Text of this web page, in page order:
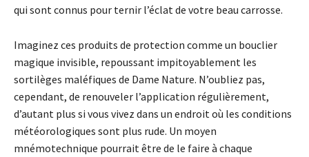
qui sont connus pour ternir l’éclat de votre beau carrosse.
Imaginez ces produits de protection comme un bouclier
magique invisible, repoussant impitoyablement les
sortilèges maléfiques de Dame Nature. N’oubliez pas,
cependant, de renouveler l’application régulièrement,
d’autant plus si vous vivez dans un endroit où les conditions
météorologiques sont plus rude. Un moyen
mnémotechnique pourrait être de le faire à chaque